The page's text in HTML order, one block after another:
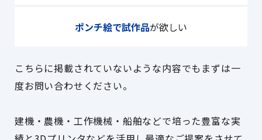
ポンチ絵で試作品が欲しい
こちらに掲載されていないような内容でもまずは一
度お問い合わせください。
建機・農機・工作機械・船舶などで培った豊富な実